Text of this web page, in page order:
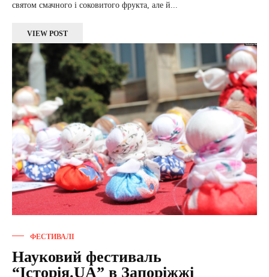
святом смачного і соковитого фрукта, але й...
VIEW POST
ФЕСТИВАЛІ
Науковий фестиваль
“Історія.UA” в Запоріжжі